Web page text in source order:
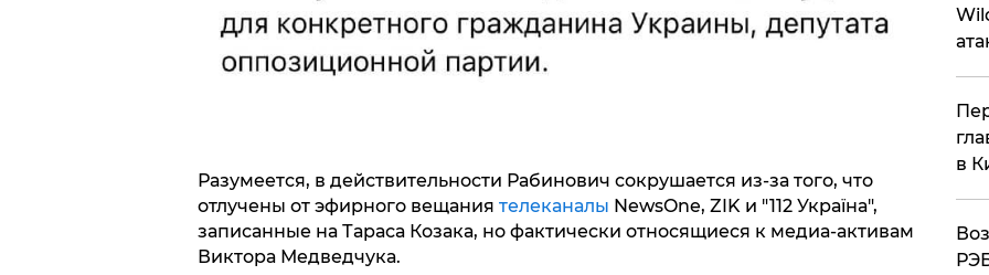
Разумеется, в действительности Рабинович сокрушается из-за того, что
отлучены от эфирного вещания телеканалы NewsOne, ZIK и "112 Україна",
записанные на Тараса Козака, но фактически относящиеся к медиа-активам
Виктора Медведчука.
в